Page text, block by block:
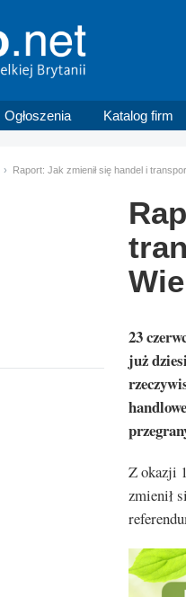
Ogłoszenia Katalog firm
Raport: Jak zmienił się handel i
23
już
Z okazji
zmienił